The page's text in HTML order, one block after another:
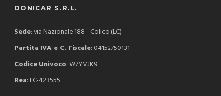
DONICAR S.R.L.
Sede: via Nazionale 188 - Colico (LC)
Partita IVA e C. Fiscale: 04152750131
Codice Univoco: W7YVJK9
Rea: LC-423555